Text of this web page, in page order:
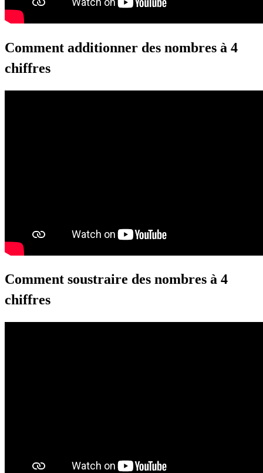
Comment additionner des nombres à 4
chiffres
Comment soustraire des nombres à 4
chiffres